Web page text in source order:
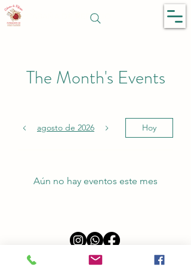
CABAÑA DE REFUGIO
The Month's Events
agosto de 2026 Hoy
Aún no hay eventos este mes
©2023 por Cabaña de Refugio. Creado con Wix.com